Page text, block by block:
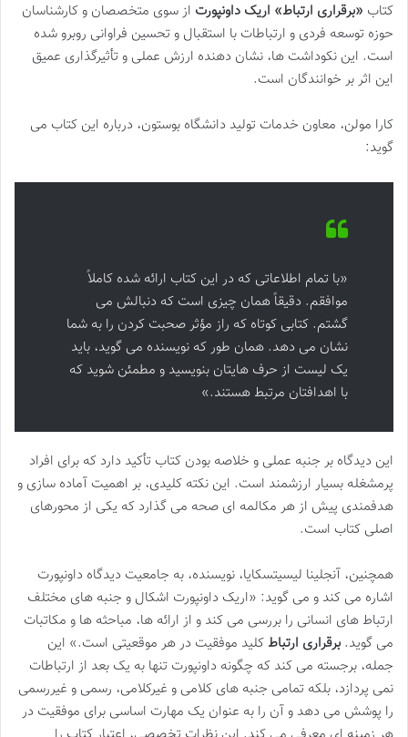
کتاب «برقراری ارتباط» اریک داونپورت از سوی متخصصان و کارشناسان
حوزه توسعه فردی و ارتباطات با استقبال و تحسین فراوانی روبرو شده
است. این نکوداشت ها، نشان دهنده ارزش عملی و تأثیرگذاری عمیق
این اثر بر خوانندگان است.
کارا مولن، معاون خدمات تولید دانشگاه بوستون، درباره این کتاب می
گوید:
«با تمام اطلاعاتی که در این کتاب ارائه شده کاملاً
موافقم. دقیقاً همان چیزی است که دنبالش می
گشتم. کتابی کوتاه که راز مؤثر صحبت کردن را به شما
نشان می دهد. همان طور که نویسنده می گوید، باید
یک لیست از حرف هایتان بنویسید و مطمئن شوید که
با اهدافتان مرتبط هستند.»
این دیدگاه بر جنبه عملی و خلاصه بودن کتاب تأکید دارد که برای افراد
پرمشغله بسیار ارزشمند است. این نکته کلیدی، بر اهمیت آماده سازی و
هدفمندی پیش از هر مکالمه ای صحه می گذارد که یکی از محورهای
اصلی کتاب است.
همچنین، آنجلینا لیسیتسکایا، نویسنده، به جامعیت دیدگاه داونپورت
اشاره می کند و می گوید: «اریک داونپورت اشکال و جنبه های مختلف
ارتباط های انسانی را بررسی می کند و از ارائه ها، مباحثه ها و مکاتبات
می گوید. برقراری ارتباط کلید موفقیت در هر موقعیتی است.» این
جمله، برجسته می کند که چگونه داونپورت تنها به یک بعد از ارتباطات
نمی پردازد، بلکه تمامی جنبه های کلامی و غیرکلامی، رسمی و غیررسمی
را پوشش می دهد و آن را به عنوان یک مهارت اساسی برای موفقیت در